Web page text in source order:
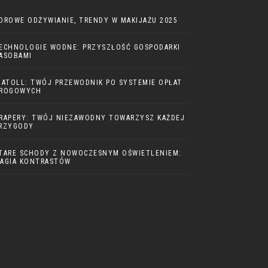
ODŻYWIANIE, TRENDY W MAKIJAŻU 2025
WODNE: PRZYSZŁOŚĆ GOSPODARKI
TWÓJ PRZEWODNIK PO SYSTEMIE OPŁAT
TWÓJ NIEZAWODNY TOWARZYSZ KAŻDEJ
SCHODY Z NOWOCZESNYM OŚWIETLENIEM:
KONTRASTÓW